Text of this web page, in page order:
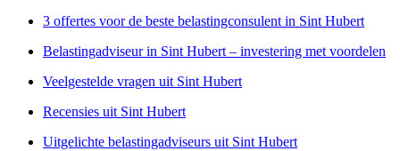
3 offertes voor de beste belastingconsulent in Sint Hubert
Belastingadviseur in Sint Hubert – investering met voordelen
Veelgestelde vragen uit Sint Hubert
Recensies uit Sint Hubert
Uitgelichte belastingadviseurs uit Sint Hubert